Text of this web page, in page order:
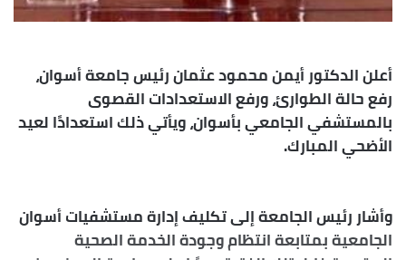
أعلن الدكتور أيمن محمود عثمان رئيس جامعة أسوان،
رفع حالة الطوارئ، ورفع الاستعدادات القصوى
بالمستشفي الجامعي بأسوان، ويأتي ذلك استعدادًا لعيد
الأضحي المبارك.
وأشار رئيس الجامعة إلى تكليف إدارة مستشفيات أسوان
الجامعية بمتابعة انتظام وجودة الخدمة الصحية